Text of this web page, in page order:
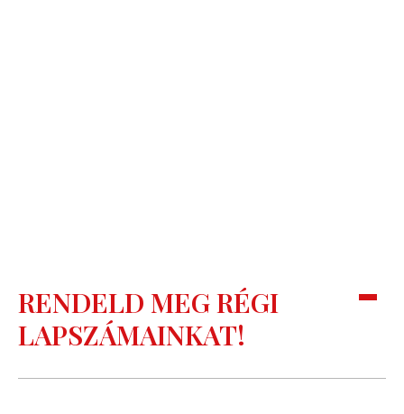
RENDELD MEG RÉGI
LAPSZÁMAINKAT!